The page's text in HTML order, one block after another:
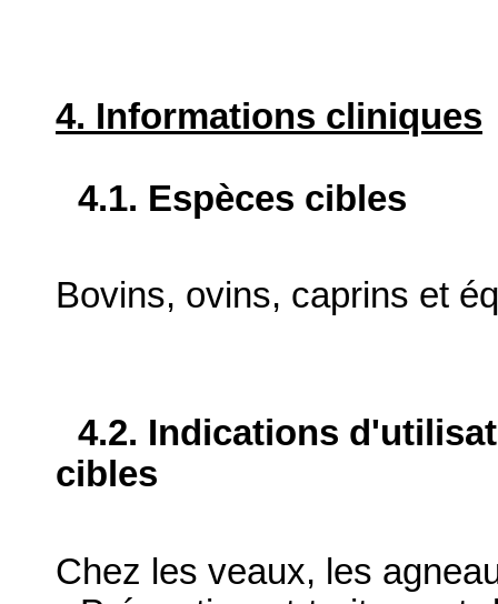
4. Informations cliniques
4.1. Espèces cibles
Bovins, ovins, caprins et
4.2. Indications
cibles
Chez les veaux, les